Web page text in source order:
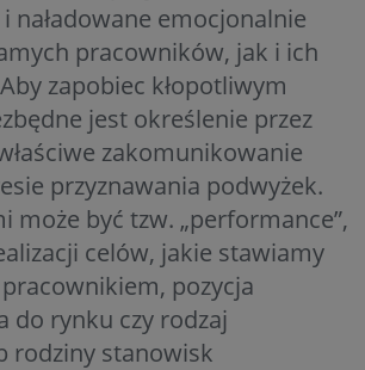
naładowane emocjonalnie
pracowników, jak i ich
zapobiec kłopotliwym
jest określenie przez
zakomunikowanie
przyznawania podwyżek.
może być tzw. „performance”,
celów, jakie stawiamy
pozycja
do rynku czy rodzaj
rodziny stanowisk